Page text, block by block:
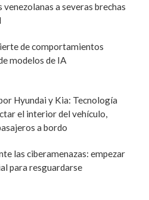
venezolanas a severas brechas
de comportamientos
modelos de IA
Hyundai y Kia: Tecnología
el interior del vehículo,
a bordo
las ciberamenazas: empezar
para resguardarse